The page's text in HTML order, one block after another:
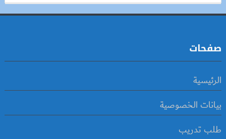
صفحات
الرئيسية
بيانات الخصوصية
طلب تدريب